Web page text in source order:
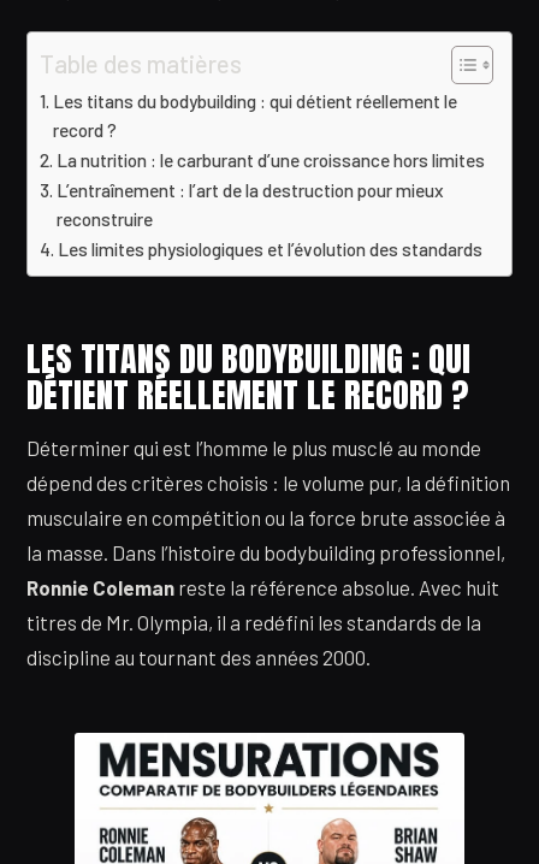
Table des matières
Les titans du bodybuilding : qui détient réellement le
record ?
La nutrition : le carburant d’une croissance hors limites
L’entraînement : l’art de la destruction pour mieux
reconstruire
Les limites physiologiques et l’évolution des standards
LES TITANS DU BODYBUILDING : QUI
DÉTIENT RÉELLEMENT LE RECORD ?
Déterminer qui est l’homme le plus musclé au monde
dépend des critères choisis : le volume pur, la définition
musculaire en compétition ou la force brute associée à
la masse. Dans l’histoire du bodybuilding professionnel,
Ronnie Coleman reste la référence absolue. Avec huit
titres de Mr. Olympia, il a redéfini les standards de la
discipline au tournant des années 2000.